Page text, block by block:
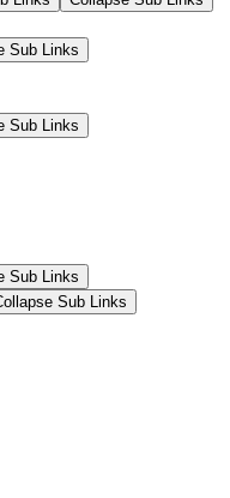
Sub Links
Sub Links
Sub Links
Sub Links